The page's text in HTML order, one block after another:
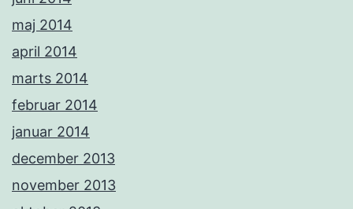
maj 2014
april 2014
marts 2014
februar 2014
januar 2014
december 2013
november 2013